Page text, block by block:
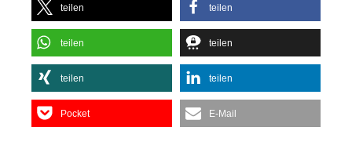
teilen teilen
teilen teilen
teilen teilen
Pocket E-Mail